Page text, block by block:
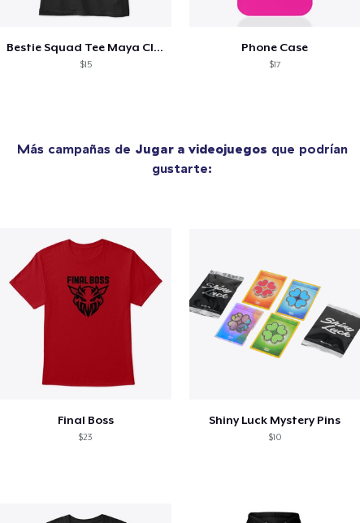
Bestie Squad Tee Maya Clara Gaming Merch
$15
Phone Case
$17
Más campañas de Jugar a videojuegos que podrían
gustarte:
Final Boss
$23
Shiny Luck Mystery Pins
$10